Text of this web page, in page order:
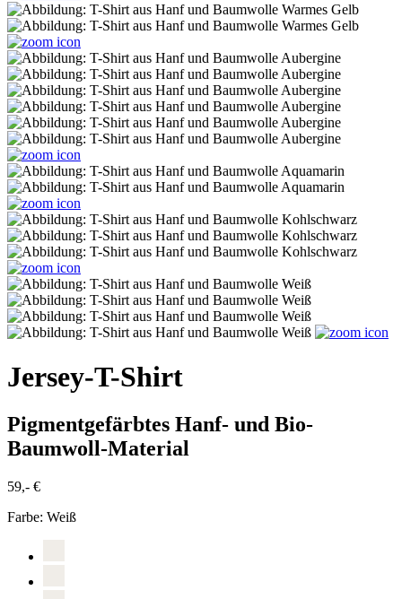
Jersey-T-Shirt
Pigmentgefärbtes Hanf- und Bio-
Baumwoll-Material
59,- €
Farbe: Weiß